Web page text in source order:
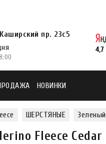
пр. 23с5
НОВИНКИ
ШЕРСТЯНЫЕ Зеленый
Fleece Cedar